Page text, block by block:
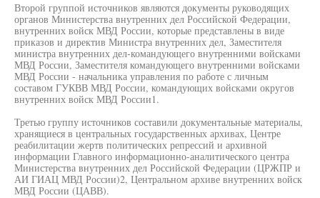
Второй группой источников являются документы руководящих
органов Министерства внутренних дел Российской Федерации,
внутренних войск МВД России, которые представлены в виде
приказов и директив Министра внутренних дел, Заместителя
министра внутренних дел-командующего внутренними войсками
МВД России, Заместителя командующего внутренними войсками
МВД России - начальника управления по работе с личным
составом ГУКВВ МВД России, командующих войсками округов
внутренних войск МВД России1.
Третью группу источников составили документальные материалы,
хранящиеся в центральных государственных архивах, Центре
реабилитации жертв политических репрессий и архивной
информации Главного информационно-аналитического центра
Министерства внутренних дел Российской Федерации (ЦРЖПР и
АИ ГИАЦ МВД России)2, Центральном архиве внутренних войск
МВД России (ЦАВВ).